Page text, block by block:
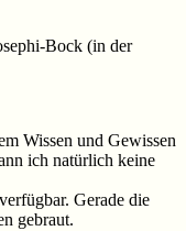
Bock (in der
Wissen und Gewissen
ich natürlich keine
Gerade die
gebraut.